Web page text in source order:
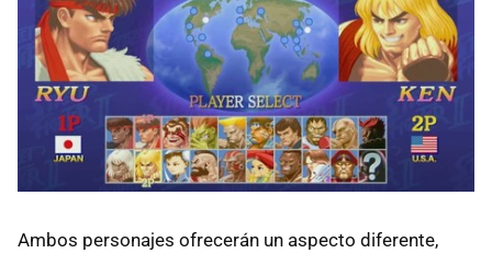
Ambos personajes ofrecerán un aspecto diferente,